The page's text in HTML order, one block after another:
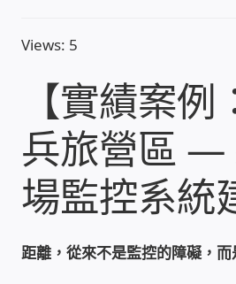
儀器設備
網路建置規劃維修-實績
弱電工程-實績案例
插卡計費
Views: 5
【實績案
兵旅營區 —
場監控系統
距離，從來不是監控的障礙，而